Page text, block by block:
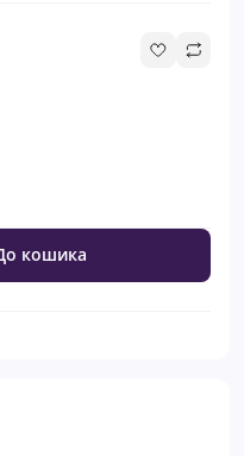
кошика